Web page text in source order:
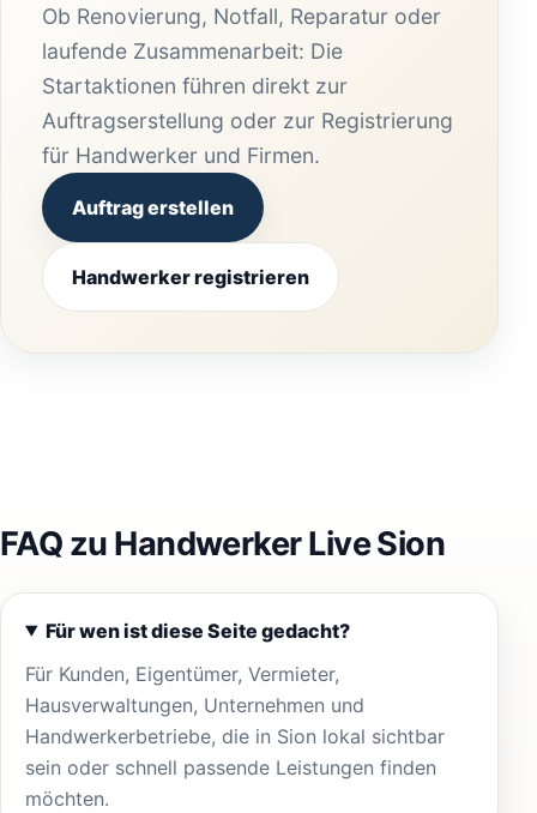
Ob Renovierung, Notfall, Reparatur oder
laufende Zusammenarbeit: Die
Startaktionen führen direkt zur
Auftragserstellung oder zur Registrierung
für Handwerker und Firmen.
Auftrag erstellen
Handwerker registrieren
FAQ zu Handwerker Live Sion
Für wen ist diese Seite gedacht?
Für Kunden, Eigentümer, Vermieter,
Hausverwaltungen, Unternehmen und
Handwerkerbetriebe, die in Sion lokal sichtbar
sein oder schnell passende Leistungen finden
möchten.